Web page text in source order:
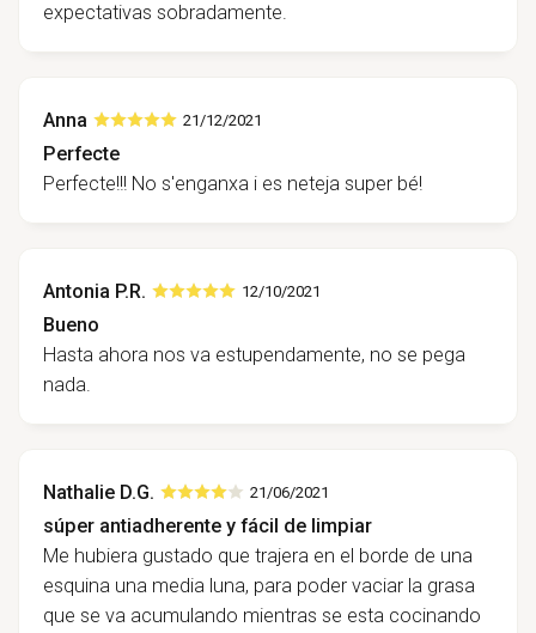
expectativas sobradamente.
Anna 21/12/2021
Perfecte
Perfecte!!! No s'enganxa i es neteja super bé!
Antonia P.R. 12/10/2021
Bueno
Hasta ahora nos va estupendamente, no se pega
nada.
Nathalie D.G. 21/06/2021
súper antiadherente y fácil de limpiar
Me hubiera gustado que trajera en el borde de una
esquina una media luna, para poder vaciar la grasa
que se va acumulando mientras se esta cocinando